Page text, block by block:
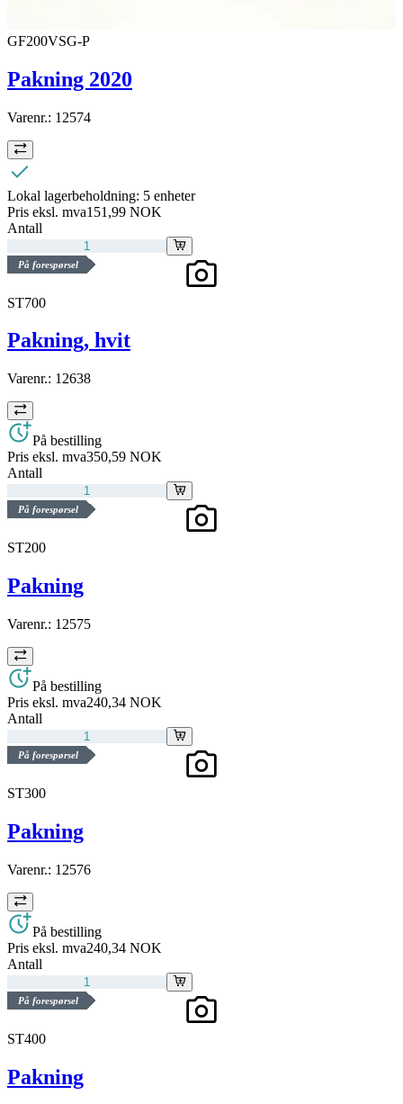
GF200VSG-P
Pakning 2020
Varenr.: 12574
Lokal lagerbeholdning: 5 enheter
Pris eksl. mva151,99 NOK
Antall
På forespørsel
ST700
Pakning, hvit
Varenr.: 12638
På bestilling
Pris eksl. mva350,59 NOK
Antall
På forespørsel
ST200
Pakning
Varenr.: 12575
På bestilling
Pris eksl. mva240,34 NOK
Antall
På forespørsel
ST300
Pakning
Varenr.: 12576
På bestilling
Pris eksl. mva240,34 NOK
Antall
På forespørsel
ST400
Pakning